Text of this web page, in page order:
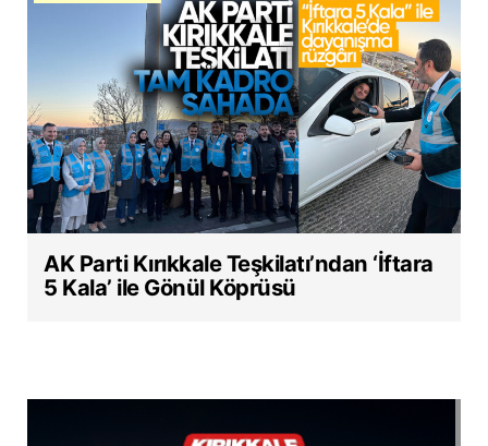
AK Parti Kırıkkale Teşkilatı’ndan ‘İftara
5 Kala’ ile Gönül Köprüsü